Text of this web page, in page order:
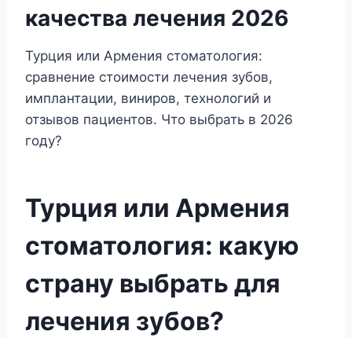
качества лечения 2026
Турция или Армения стоматология:
сравнение стоимости лечения зубов,
имплантации, виниров, технологий и
отзывов пациентов. Что выбрать в 2026
году?
Турция или Армения
стоматология: какую
страну выбрать для
лечения зубов?